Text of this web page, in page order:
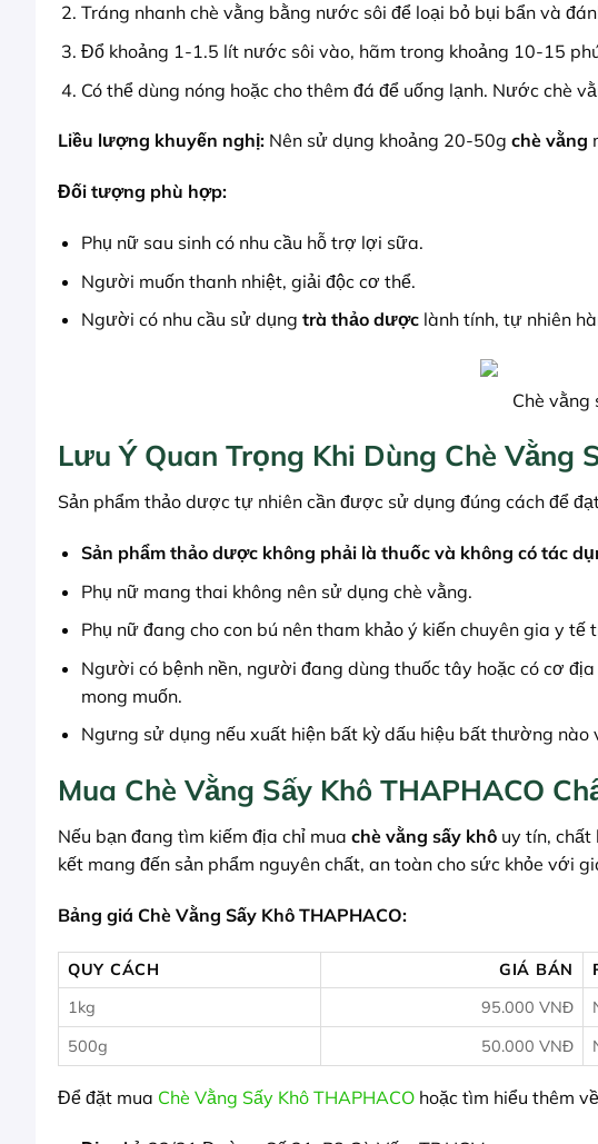
Tráng nhanh chè vằng bằng nước sôi để loại bỏ bụi bẩn và
Đổ khoảng 1-1.5 lít nước sôi vào, hãm trong khoảng 10-15
Có thể dùng nóng hoặc cho thêm đá để uống lạnh. Nước chè
Liều lượng khuyến nghị: Nên sử dụng khoảng 20-50g chè vằng
Đối tượng phù hợp:
Phụ nữ sau sinh có nhu cầu hỗ trợ lợi sữa.
Người muốn thanh nhiệt, giải độc cơ thể.
Người có nhu cầu sử dụng trà thảo dượclành tính, tự nhiên
Chè vằng
Lưu Ý Quan Trọng Khi Dùng Chè Vằng
Sản phẩm thảo dược tự nhiên cần được sử dụng đúng cách để
Sản phẩm thảo dược không phải là thuốc và không có tác
Phụ nữ mang thai không nên sử dụng chè vằng.
Phụ nữ đang cho con bú nên tham khảo ý kiến chuyên gia y
Người có bệnh nền, người đang dùng thuốc tây hoặc có cơ
mong muốn.
Ngưng sử dụng nếu xuất hiện bất kỳ dấu hiệu bất thường nào
Mua Chè Vằng Sấy Khô THAPHACO
Nếu bạn đang tìm kiếm địa chỉ mua chè vằng sấy khô uy tín,
kết mang đến sản phẩm nguyên chất, an toàn cho sức khỏe với
Bảng giá Chè Vằng Sấy Khô THAPHACO:
QUY CÁCH GIÁ BÁN
1kg
95.000 VNĐ
500g
50.000 VNĐ
Để đặt mua Chè Vằng Sấy Khô THAPHACO hoặc tìm hiểu thêm